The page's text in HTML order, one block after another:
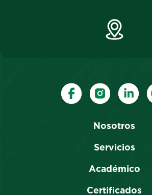
Nosotros
Servicios
Académico
Certificados